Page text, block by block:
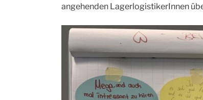
angehenden LagerlogistikerInnen